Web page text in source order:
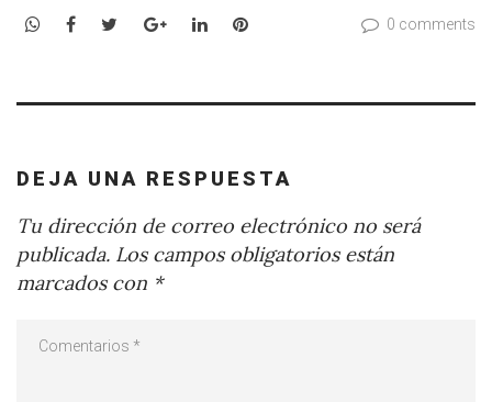
WhatsApp
Facebook
TwitterGoogle+LinkedInPinterest 0 comments
DEJA UNA RESPUESTA
Tu dirección de correo electrónico no será
publicada. Los campos obligatorios están
marcados con *